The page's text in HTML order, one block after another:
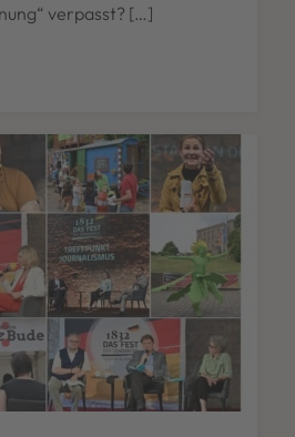
verpasst? […]